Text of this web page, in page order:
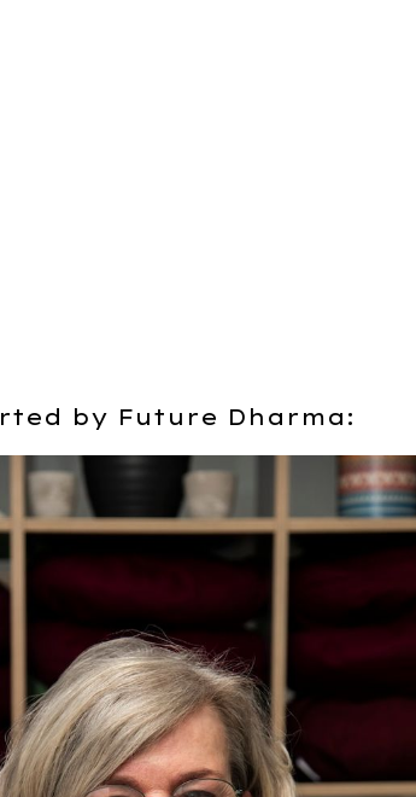
by Future Dharma: